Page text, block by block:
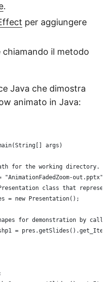
.
per aggiungere
chiamando il metodo
Java che dimostra
animato in Java:
args)
for the working directory.
"AnimationFadedZoom-out.pptx";
class that
= new Presentation();
for demonstration by
=